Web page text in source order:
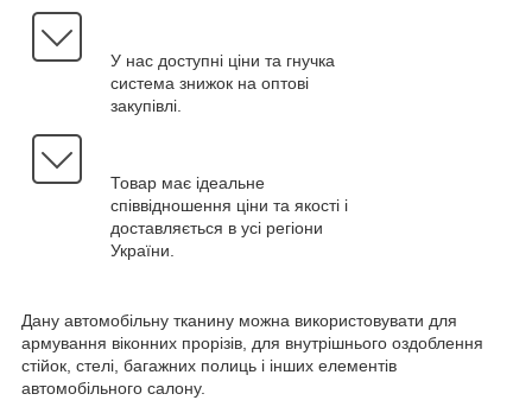
У нас доступні ціни та гнучка
система знижок на оптові
закупівлі.
Товар має ідеальне
співвідношення ціни та якості і
доставляється в усі регіони
України.
Дану автомобільну тканину можна використовувати для
армування віконних прорізів, для внутрішнього оздоблення
стійок, стелі, багажних полиць і інших елементів
автомобільного салону.